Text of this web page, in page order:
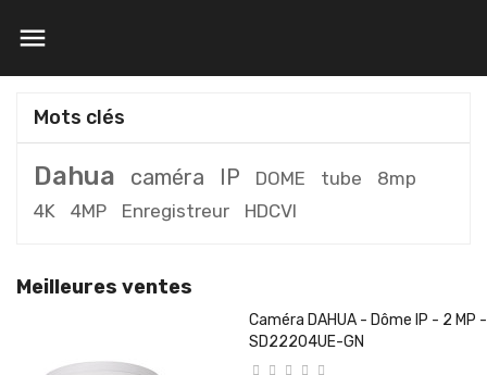

Mots clés
Dahua caméra IP DOME tube
8mp
4K
4MP Enregistreur HDCVI
Meilleures ventes
Caméra DAHUA - Dôme IP - 2 MP -
SD22204UE-GN